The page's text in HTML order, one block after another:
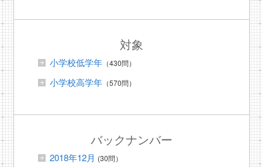
対象
小学校低学年（430問）
小学校高学年（570問）
バックナンバー
2018年12月 (30問）